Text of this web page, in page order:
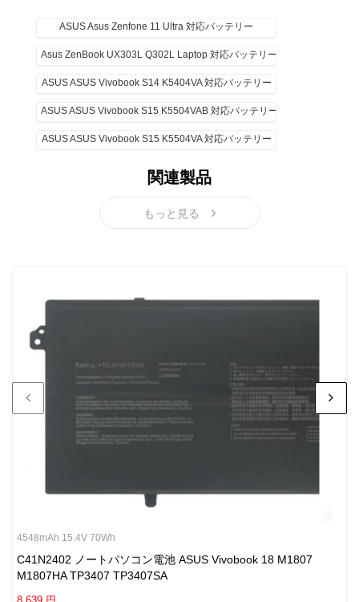
ASUS Asus Zenfone 11 Ultra 対応バッテリー
Asus ZenBook UX303L Q302L Laptop 対応バッテリー
ASUS ASUS Vivobook S14 K5404VA 対応バッテリー
ASUS ASUS Vivobook S15 K5504VAB 対応バッテリー
ASUS ASUS Vivobook S15 K5504VA 対応バッテリー
関連製品
もっと見る
4548mAh 15.4V 70Wh
C41N2402 ノートパソコン電池 ASUS Vivobook 18 M1807
M1807HA TP3407 TP3407SA